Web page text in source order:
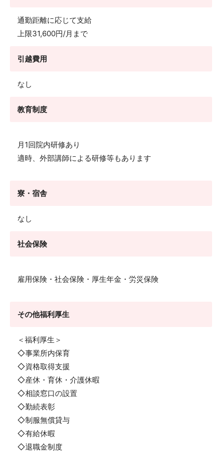
通勤距離に応じて支給
上限31,600円/月まで
引越費用
なし
教育制度
月1回院内研修あり
適時、外部講師による研修等もあります
寮・宿舎
なし
社会保険
雇用保険・社会保険・厚生年金・労災保険
その他福利厚生
＜福利厚生＞
◇事業所内保育
◇資格取得支援
◇産休・育休・介護休暇
◇相談窓口の設置
◇勤続表彰
◇制服無償貸与
◇有給休暇
◇退職金制度